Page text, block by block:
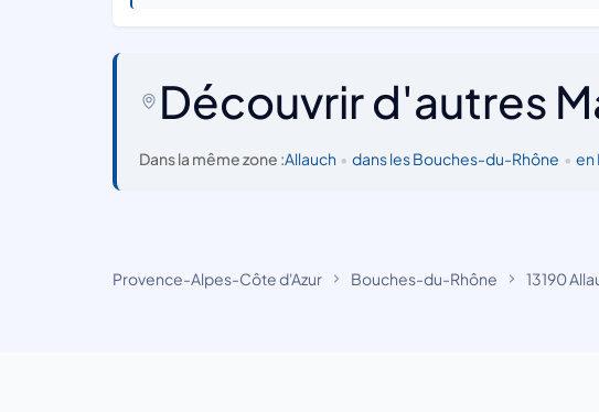
Découvrir d'autres
Dans la même zone :Allauch • dans les Bouches-du-Rhône • en
Provence-Alpes-Côte d'Azur Bouches-du-Rhône 13190